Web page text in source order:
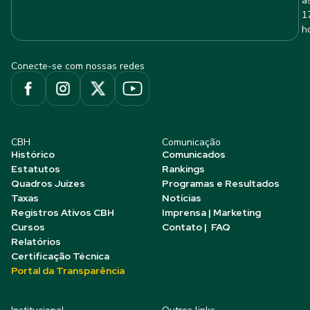
Conecte-se com nossas redes
CBH
Histórico
Estatutos
Quadros Juízes
Taxas
Registros Ativos CBH
Cursos
Relatórios
Certificação Técnica
Portal da Transparência
Comunicação
Comunicados
Rankings
Programas e Resultados
Notícias
Imprensa | Marketing
Contato | FAQ